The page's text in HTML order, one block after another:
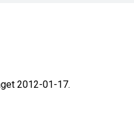
2012-01-17.